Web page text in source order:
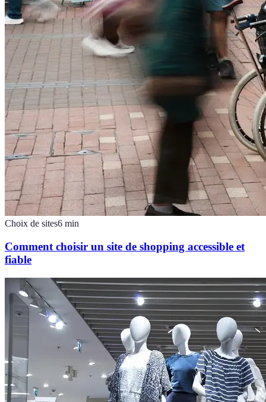
Choix de sites6 min
Comment choisir un site de shopping accessible et
fiable